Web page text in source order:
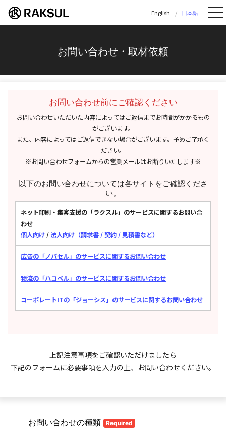
ラクスル株式会社 | ラクスル株式会社の公
English 日本語
お問い合わせ・取材依頼
お問い合わせ前にご確認ください
お問い合わせいただいた内容によってはご返信までお時間がかかるもの
がございます。
また、内容によってはご返信できない場合がございます。予めご了承く
ださい。
※お問い合わせフォームからの営業メールはお断りいたします※
以下のお問い合わせについては各サイトをご確認くださ
い。
ネット印刷・集客支援の「ラクスル」のサービスに関するお問い合
わせ
個人向け/法人向け（請求書 / 契約 / 見積書など）
広告の「ノバセル」のサービスに関するお問い合わせ
物流の「ハコベル」のサービスに関するお問い合わせ
コーポレートITの「ジョーシス」のサービスに関するお問い合わせ
上記注意事項をご確認いただけましたら
下記のフォームに必要事項を入力の上、お問い合わせください。